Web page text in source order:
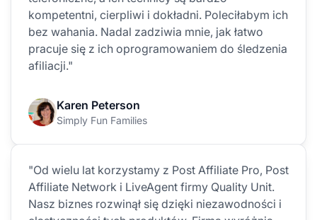
kompetentni, cierpliwi i dokładni. Poleciłabym ich
bez wahania. Nadal zadziwia mnie, jak łatwo
pracuje się z ich oprogramowaniem do śledzenia
afiliacji."
Karen Peterson
Simply Fun Families
"Od wielu lat korzystamy z Post Affiliate Pro, Post
Affiliate Network i LiveAgent firmy Quality Unit.
Nasz biznes rozwinął się dzięki niezawodności i